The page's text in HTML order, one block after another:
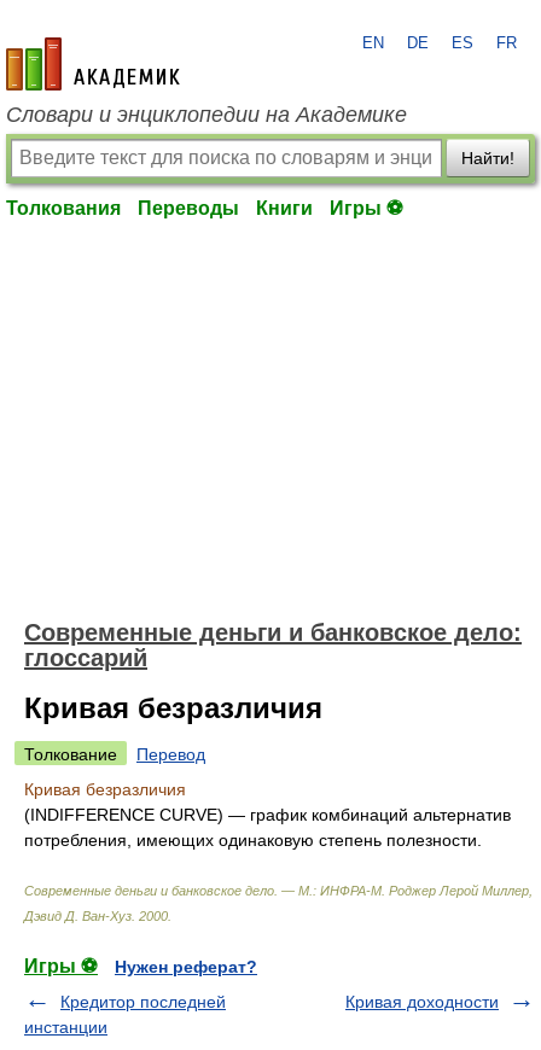
academic.ru
EN DE ES FR
Словари и энциклопедии на Академике
Найти!
Толкования Переводы Книги Игры ⚽
Современные деньги и банковское дело:
глоссарий
Кривая безразличия
Толкование
Перевод
Кривая безразличия
(INDIFFERENCE CURVE) — график комбинаций альтернатив
потребления, имеющих одинаковую степень полезности.
Современные деньги и банковское дело. — М.: ИНФРА-М Роджер Лерой Миллер,
Дэвид Д. Ван-Хуз 2000
Игры ⚽
Нужен реферат?
Кредитор последней
инстанции
Кривая доходности